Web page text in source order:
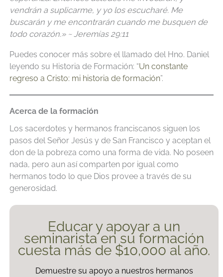
vendrán a suplicarme, y yo los escucharé. Me
buscarán y me encontrarán cuando me busquen de
todo corazón.» ~ Jeremías 29:11
Puedes conocer más sobre el llamado del Hno. Daniel
leyendo su Historia de Formación: “Un constante
regreso a Cristo: mi historia de formación”.
Acerca de la formación
Los sacerdotes y hermanos franciscanos siguen los
pasos del Señor Jesús y de San Francisco y aceptan el
don de la pobreza como una forma de vida. No poseen
nada, pero aun así comparten por igual como
hermanos todo lo que Dios provee a través de su
generosidad.
Educar y apoyar a un
seminarista en su formación
cuesta más de $10,000 al año.
Demuestre su apoyo a nuestros hermanos